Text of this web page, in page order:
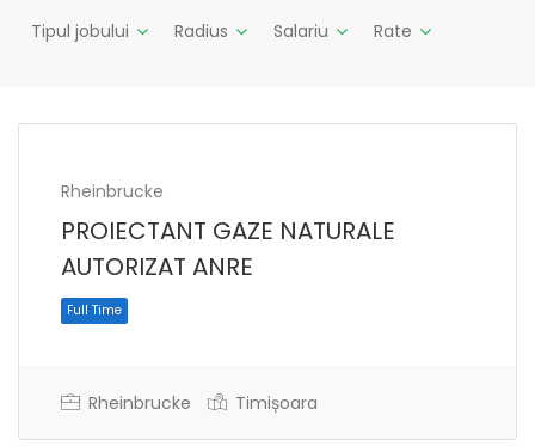
Tipul jobului Radius Salariu Rate
Rheinbrucke
PROIECTANT GAZE NATURALE
AUTORIZAT ANRE
Rheinbrucke Timișoara